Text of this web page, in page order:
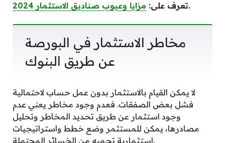
تعرف على: مزايا وعيوب صناديق الاستثمار 2024 .
مخاطر الاستثمار في البورصة
عن طريق البنوك
لا يمكن القيام بالاستثمار بدون عمل حساب لاحتمالية
فشل بعض الصفقات. فعدم وجود مخاطر يعني عدم
وجود استثمار عن طريق تحديد المخاطر وتحليل
مصادرها، يمكن للمستثمر وضع خطط واستراتيجيات
استثمارية تحميه من الخسائر المحتملة.